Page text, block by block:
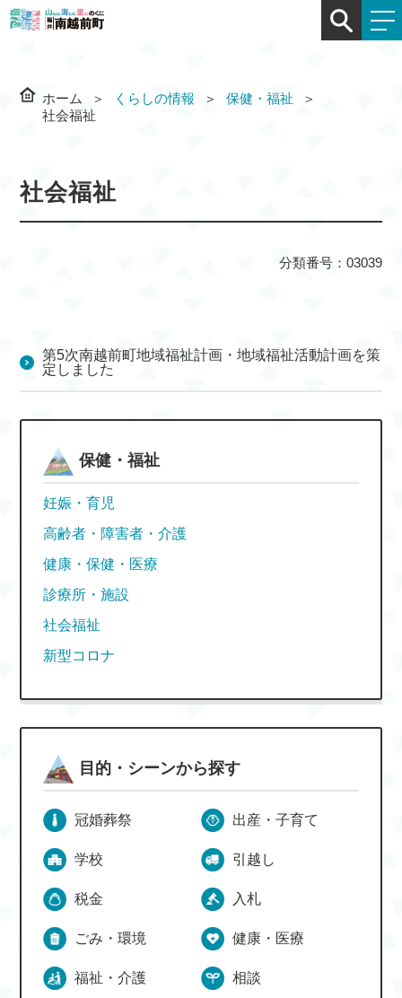
ホーム くらしの情報
保健・福祉
社会福祉
社会福祉
分類番号：03039
第5次南越前町地域福祉計画・地域福祉活動計画を策
定しました
保健・福祉
妊娠・育児
高齢者・障害者・介護
健康・保健・医療
診療所・施設
社会福祉
新型コロナ
目的・シーンから探す
冠婚葬祭 出産・子育て
学校 引越し
税金 入札
ごみ・環境 健康・医療
福祉・介護 相談